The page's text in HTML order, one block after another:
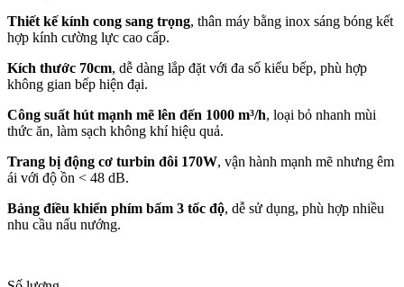
Thiết kế kính cong sang trọng, thân máy bằng inox sáng bóng kết
hợp kính cường lực cao cấp.
Kích thước 70cm, dễ dàng lắp đặt với đa số kiểu bếp, phù hợp
không gian bếp hiện đại.
Công suất hút mạnh mẽ lên đến 1000 m³/h, loại bỏ nhanh mùi
thức ăn, làm sạch không khí hiệu quả.
Trang bị động cơ turbin đôi 170W, vận hành mạnh mẽ nhưng êm
ái với độ ồn < 48 dB.
Bảng điều khiển phím bấm 3 tốc độ, dễ sử dụng, phù hợp nhiều
nhu cầu nấu nướng.